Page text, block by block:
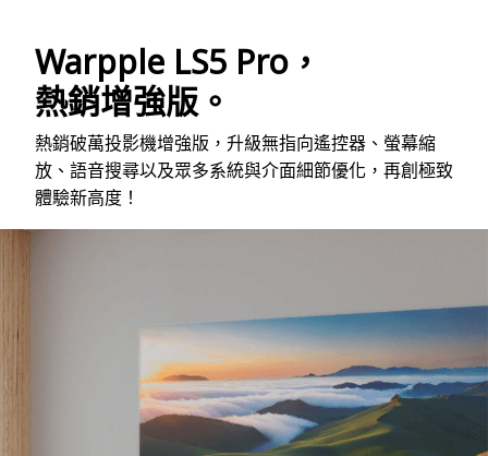
Warpple LS5 Pro，
熱銷增強版。
熱銷破萬投影機增強版，升級無指向遙控器、螢幕縮
放、語音搜尋以及眾多系統與介面細節優化，再創極致
體驗新高度！